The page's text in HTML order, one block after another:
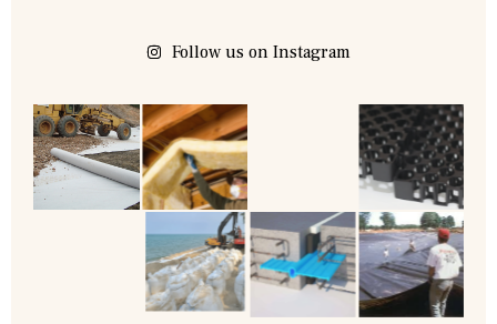
Follow us on Instagram